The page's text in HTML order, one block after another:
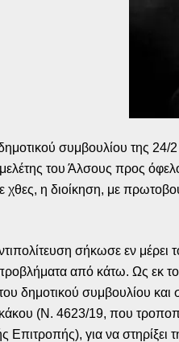
συμβουλίου της 24/
μελέτης του Άλσους προς
η διοίκηση, με
σήκωσε εν
προβλήματα από κάτω. Ως εκ
δημοτικού συμβουλίου και
(Ν. 4623/19, που
Επιτροπής), για να